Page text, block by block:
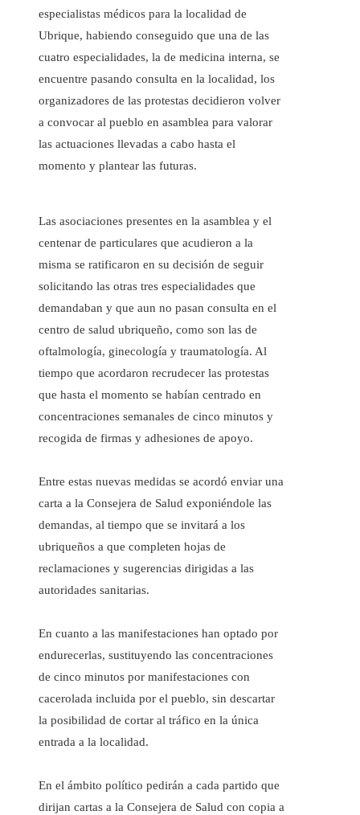
Enlaces
Newsletter
especialistas médicos para la localidad de
Ubrique, habiendo conseguido que una de las
cuatro especialidades, la de medicina interna, se
encuentre pasando consulta en la localidad, los
organizadores de las protestas decidieron volver
a convocar al pueblo en asamblea para valorar
las actuaciones llevadas a cabo hasta el
momento y plantear las futuras.
Las asociaciones presentes en la asamblea y el
centenar de particulares que acudieron a la
misma se ratificaron en su decisión de seguir
solicitando las otras tres especialidades que
demandaban y que aun no pasan consulta en el
centro de salud ubriqueño, como son las de
oftalmología, ginecología y traumatología. Al
tiempo que acordaron recrudecer las protestas
que hasta el momento se habían centrado en
concentraciones semanales de cinco minutos y
recogida de firmas y adhesiones de apoyo.
Entre estas nuevas medidas se acordó enviar una
carta a la Consejera de Salud exponiéndole las
demandas, al tiempo que se invitará a los
ubriqueños a que completen hojas de
reclamaciones y sugerencias dirigidas a las
autoridades sanitarias.
En cuanto a las manifestaciones han optado por
endurecerlas, sustituyendo las concentraciones
de cinco minutos por manifestaciones con
cacerolada incluida por el pueblo, sin descartar
la posibilidad de cortar al tráfico en la única
entrada a la localidad.
En el ámbito político pedirán a cada partido que
dirijan cartas a la Consejera de Salud con copia a